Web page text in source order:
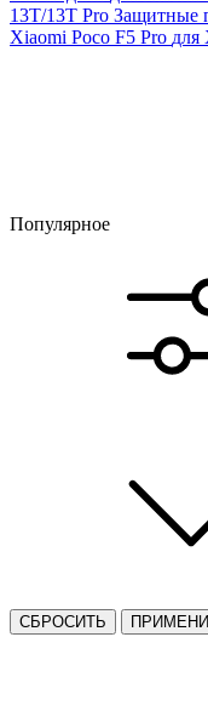
13T/13T Pro Защитные
Xiaomi Poco F5 Pro для
Популярное
СБРОСИТЬ